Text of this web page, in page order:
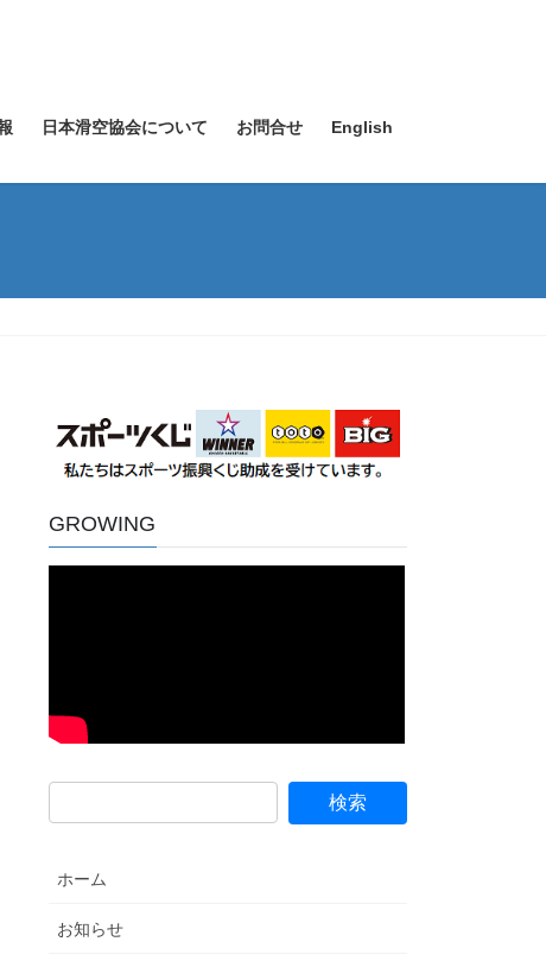
日本滑空協会について お問合せ English
GROWING
ホーム
お知らせ